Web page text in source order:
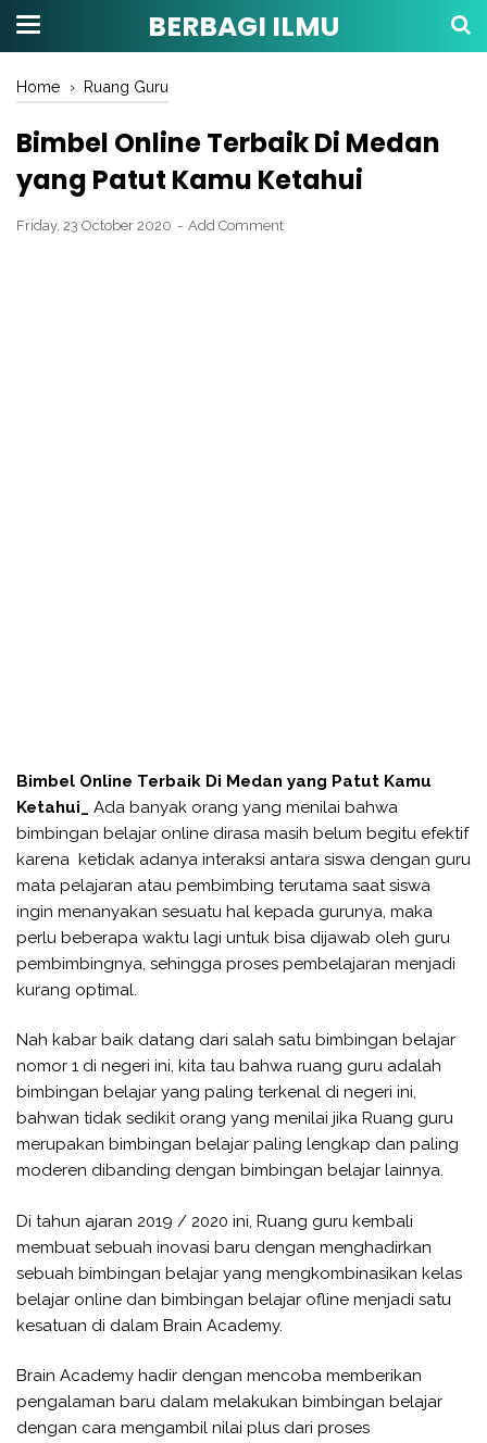
BERBAGI ILMU
Home › Ruang Guru
Bimbel Online Terbaik Di Medan
yang Patut Kamu Ketahui
Friday, 23 October 2020 Add Comment
Bimbel Online Terbaik Di Medan yang Patut Kamu
Ketahui_
Ada banyak orang yang menilai bahwa
bimbingan belajar online dirasa masih belum begitu efektif
karena ketidak adanya interaksi antara siswa dengan guru
mata pelajaran atau pembimbing terutama saat siswa
ingin menanyakan sesuatu hal kepada gurunya, maka
perlu beberapa waktu lagi untuk bisa dijawab oleh guru
pembimbingnya, sehingga proses pembelajaran menjadi
kurang optimal.
Nah kabar baik datang dari salah satu bimbingan belajar
nomor 1 di negeri ini, kita tau bahwa ruang guru adalah
bimbingan belajar yang paling terkenal di negeri ini,
bahwan tidak sedikit orang yang menilai jika Ruang guru
merupakan bimbingan belajar paling lengkap dan paling
moderen dibanding dengan bimbingan belajar lainnya.
Di tahun ajaran 2019 / 2020 ini, Ruang guru kembali
membuat sebuah inovasi baru dengan menghadirkan
sebuah bimbingan belajar yang mengkombinasikan kelas
belajar online dan bimbingan belajar ofline menjadi satu
kesatuan di dalam Brain Academy.
Brain Academy hadir dengan mencoba memberikan
pengalaman baru dalam melakukan bimbingan belajar
dengan cara mengambil nilai plus dari proses